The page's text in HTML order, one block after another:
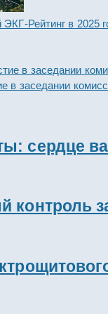
Рейтинг в 2025
в заседании
сердце